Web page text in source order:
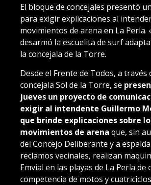
El bloque de concejales presentó
para exigir explicaciones al
movimientos de arena en La Perla.
desarmó la escuelita de surf
la concejala de la Torre.
Desde el Frente de Todos, a través
concejala Sol de la Torre, se
jueves un proyecto de
exigir al intendente Guillermo
que brinde explicaciones sobre
movimientos de arena que, sin
del Concejo Deliberante y a
reclamos vecinales, realizan
Emvial en las playas de La Perla de
competencia de motos y